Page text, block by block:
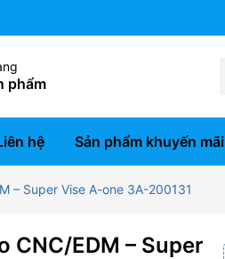
phẩm
hệ Sản phẩm khuyến mãi
– Super Vise A-one 3A-200131
CNC/EDM – Super